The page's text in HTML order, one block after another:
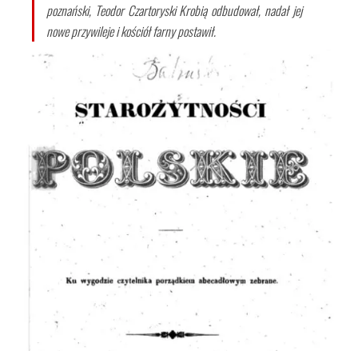
poznański, Teodor Czartoryski Krobią odbudował, nadał jej
nowe przywileje i kościół farny postawił.